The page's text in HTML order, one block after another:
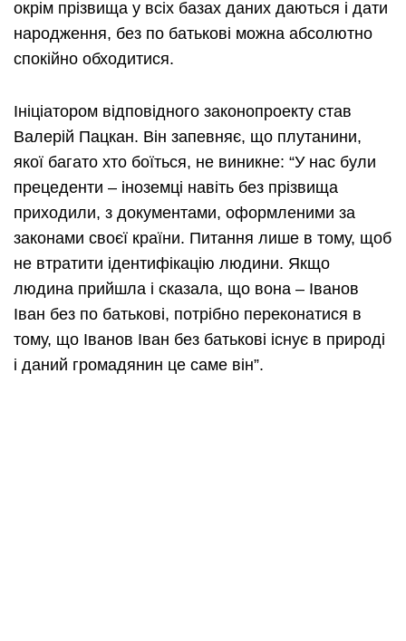
окрім прізвища у всіх базах даних даються і дати
народження, без по батькові можна абсолютно
спокійно обходитися.
Ініціатором відповідного законопроекту став
Валерій Пацкан. Він запевняє, що плутанини,
якої багато хто боїться, не виникне: “У нас були
прецеденти – іноземці навіть без прізвища
приходили, з документами, оформленими за
законами своєї країни. Питання лише в тому, щоб
не втратити ідентифікацію людини. Якщо
людина прийшла і сказала, що вона – Іванов
Іван без по батькові, потрібно переконатися в
тому, що Іванов Іван без батькові існує в природі
і даний громадянин це саме він”.